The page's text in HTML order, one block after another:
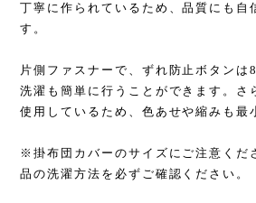
丁寧に作られているため、品質にも自
す。
片側ファスナーで、ずれ防止ボタンは
洗濯も簡単に行うことができます。さ
使用しているため、色あせや縮みも最
※掛布団カバーのサイズにご注意くだ
品の洗濯方法を必ずご確認ください。